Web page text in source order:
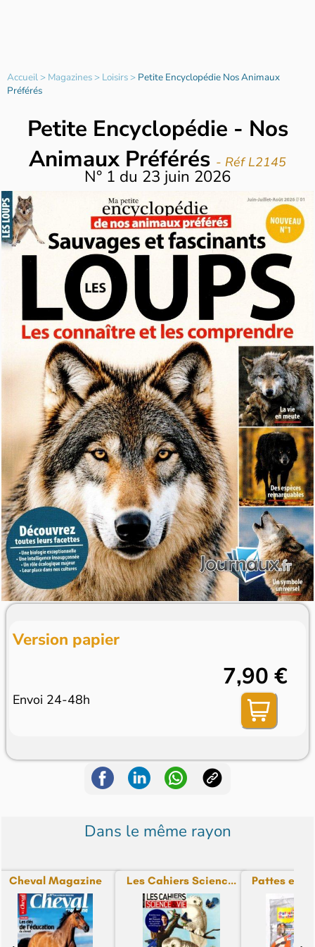
Accueil> Magazines> Loisirs> Petite Encyclopédie Nos Animaux
Préférés
Petite Encyclopédie - Nos
Animaux Préférés - Réf L2145
N° 1 du 23 juin 2026
Version papier
Envoi 24-48h
7,90 €
Dans le même rayon
Cheval Magazine Les Cahiers Scienc... Pattes et